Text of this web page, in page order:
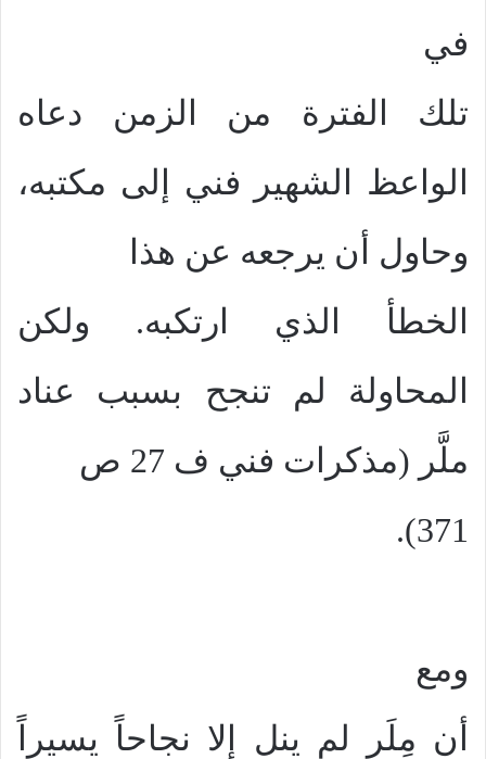
في
تلك الفترة من الزمن دعاه
الواعظ الشهير فني إلى مكتبه،
وحاول أن يرجعه عن هذا
الخطأ الذي ارتكبه. ولكن
المحاولة لم تنجح بسبب عناد
ملَّر (مذكرات فني ف 27 ص
371).
ومع
أن مِلَر لم ينل إلا نجاحاً يسيراً